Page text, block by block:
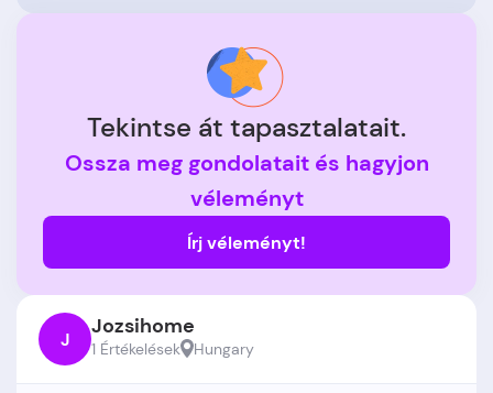
Tekintse át tapasztalatait.
Ossza meg gondolatait és hagyjon
véleményt
Írj véleményt!
J Jozsihome
1 Értékelések Hungary